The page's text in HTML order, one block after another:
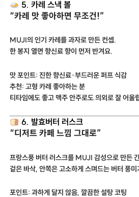
5. 카레 스낵 볼
“카레 맛 좋아하면 무조건!”
MUJI의 인기 카레를 과자로 만든 컨셉.
한 봉지 열면 향신료 향이 먼저 반겨요.
맛 포인트: 진한 향신료·부드러운 퍼프 식감
추천: 고형 카레 좋아하는 분
티타임에도 좋고 맥주 안주로도 의외로 잘 어울
6. 발효버터 러스크
“디저트 카페 느낌 그대로”
프랑스풍 버터 러스크를 MUJI 감성으로 만든
겉은 바삭, 안쪽은 고소하게 스며드는 버터 풍
포인트: 과하게 달지 않음, 깔끔한 설탕 코팅